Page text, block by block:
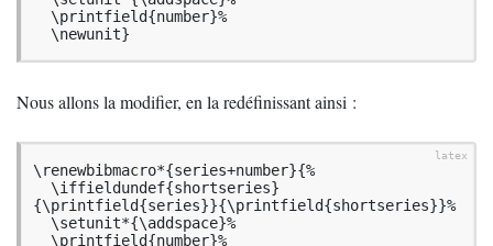
\newunit}
Nous allons la modifier, en la redéfinissant ainsi :
\renewbibmacro*{series+number}{%
{\printfield{series}}{\printfield{shortseries}}%